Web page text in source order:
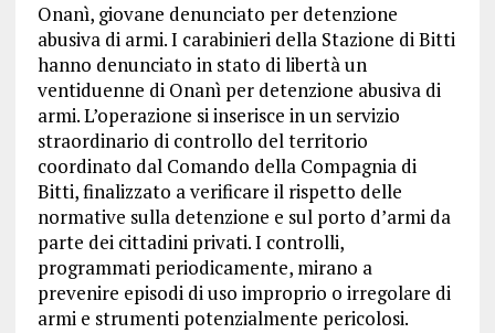
Onanì, giovane denunciato per detenzione
abusiva di armi. I carabinieri della Stazione di Bitti
hanno denunciato in stato di libertà un
ventiduenne di Onanì per detenzione abusiva di
armi. L’operazione si inserisce in un servizio
straordinario di controllo del territorio
coordinato dal Comando della Compagnia di
Bitti, finalizzato a verificare il rispetto delle
normative sulla detenzione e sul porto d’armi da
parte dei cittadini privati. I controlli,
programmati periodicamente, mirano a
prevenire episodi di uso improprio o irregolare di
armi e strumenti potenzialmente pericolosi.